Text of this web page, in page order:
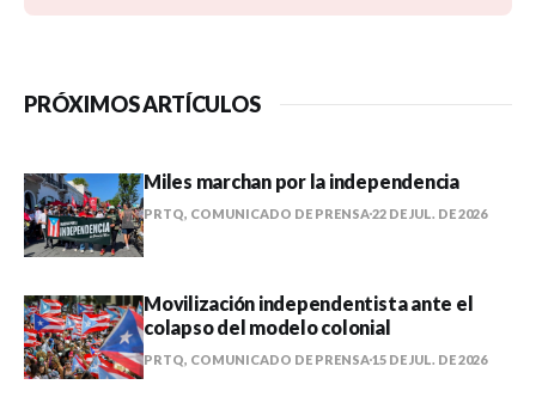
PRÓXIMOS ARTÍCULOS
Miles marchan por la independencia
PRTQ, COMUNICADO DE PRENSA22 DE JUL. DE 2026
Movilización independentista ante el
colapso del modelo colonial
PRTQ, COMUNICADO DE PRENSA15 DE JUL. DE 2026